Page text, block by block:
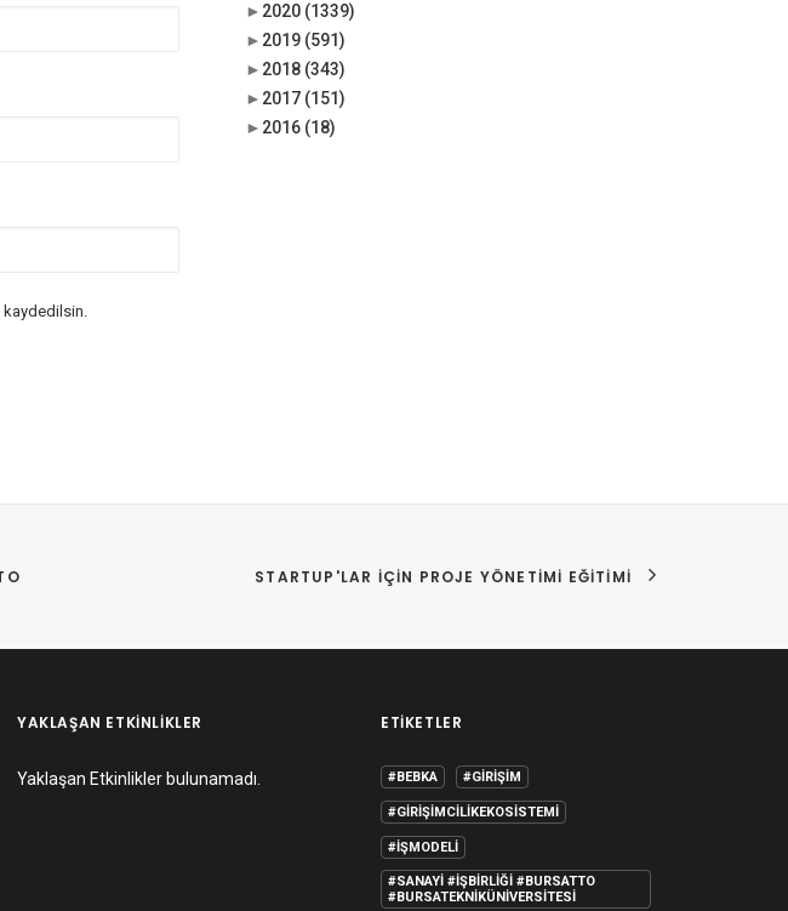
kaydedilsin.
► 2020 (1339)
► 2019 (591)
► 2018 (343)
► 2017 (151)
► 2016 (18)
STARTUP'LAR İÇIN PROJE YÖNETIMI EĞITIMI
YAKLAŞAN ETKINLIKLER
Yaklaşan Etkinlikler bulunamadı.
ETIKETLER
#BEBKA #GIRIŞIM
#GIRIŞIMCILIKEKOSISTEMI
#IŞMODELI
#SANAYI #IŞBIRLIĞI #BURSATTO
#BURSATEKNIKÜNIVERSITESI